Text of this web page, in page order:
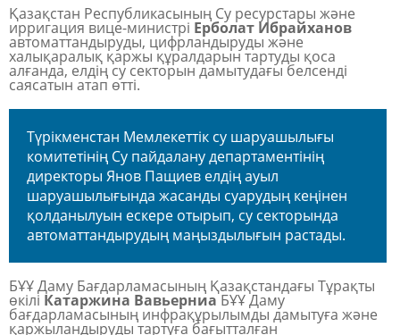
Қазақстан Республикасының Су ресурстары және
ирригация вице-министрі Ерболат Ибрайханов
автоматтандыруды, цифрландыруды және
халықаралық қаржы құралдарын тартуды қоса
алғанда, елдің су секторын дамытудағы белсенді
саясатын атап өтті.
Түрікменстан Мемлекеттік су шаруашылығы
комитетінің Су пайдалану департаментінің
директоры Янов Пащиев елдің ауыл
шаруашылығында жасанды суарудың кеңінен
қолданылуын ескере отырып, су секторында
автоматтандырудың маңыздылығын растады.
БҰҰ Даму Бағдарламасының Қазақстандағы Тұрақты
өкілі Катаржина ВавьерниаБҰҰ Даму
бағдарламасының инфрақұрылымды дамытуға және
қаржыландыруды тартуға бағытталған